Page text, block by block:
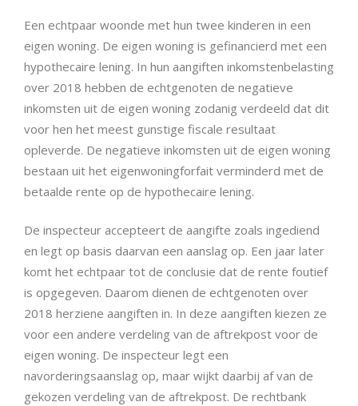
Een echtpaar woonde met hun twee kinderen in een
eigen woning. De eigen woning is gefinancierd met een
hypothecaire lening. In hun aangiften inkomstenbelasting
over 2018 hebben de echtgenoten de negatieve
inkomsten uit de eigen woning zodanig verdeeld dat dit
voor hen het meest gunstige fiscale resultaat
opleverde. De negatieve inkomsten uit de eigen woning
bestaan uit het eigenwoningforfait verminderd met de
betaalde rente op de hypothecaire lening.
De inspecteur accepteert de aangifte zoals ingediend
en legt op basis daarvan een aanslag op. Een jaar later
komt het echtpaar tot de conclusie dat de rente foutief
is opgegeven. Daarom dienen de echtgenoten over
2018 herziene aangiften in. In deze aangiften kiezen ze
voor een andere verdeling van de aftrekpost voor de
eigen woning. De inspecteur legt een
navorderingsaanslag op, maar wijkt daarbij af van de
gekozen verdeling van de aftrekpost. De rechtbank